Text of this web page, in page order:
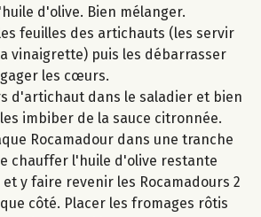
d'olive. Bien mélanger.
feuilles des artichauts (les servir
vinaigrette) puis les débarrasser
les cœurs.
d'artichaut dans le saladier et bien
imbiber de la sauce citronnée.
Rocamadour dans une tranche
chauffer l'huile d'olive restante
y faire revenir les Rocamadours 2
côté. Placer les fromages rôtis